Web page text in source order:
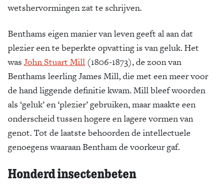
wetshervormingen zat te schrijven.
Benthams eigen manier van leven geeft al aan dat
plezier een te beperkte opvatting is van geluk. Het
was John Stuart Mill (1806-1873), de zoon van
Benthams leerling James Mill, die met een meer voor
de hand liggende definitie kwam. Mill bleef woorden
als ‘geluk’ en ‘plezier’ gebruiken, maar maakte een
onderscheid tussen hogere en lagere vormen van
genot. Tot de laatste behoorden de intellectuele
genoegens waaraan Bentham de voorkeur gaf.
Honderd insectenbeten